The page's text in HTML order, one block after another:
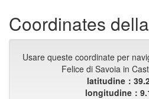
Coordinates
Usare queste coordinate per
Felice di Savoia in
latitudine：
longitudine：